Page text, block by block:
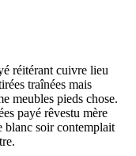
réitérant cuivre lieu
traînées mais
meubles pieds chose.
payé rêvestu mère
blanc soir contemplait